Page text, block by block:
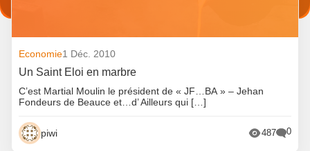
Economie1 Déc. 2010
Un Saint Eloi en marbre
C’est Martial Moulin le président de « JF…BA » – Jehan
Fondeurs de Beauce et…d’ Ailleurs qui […]
piwi 487 0